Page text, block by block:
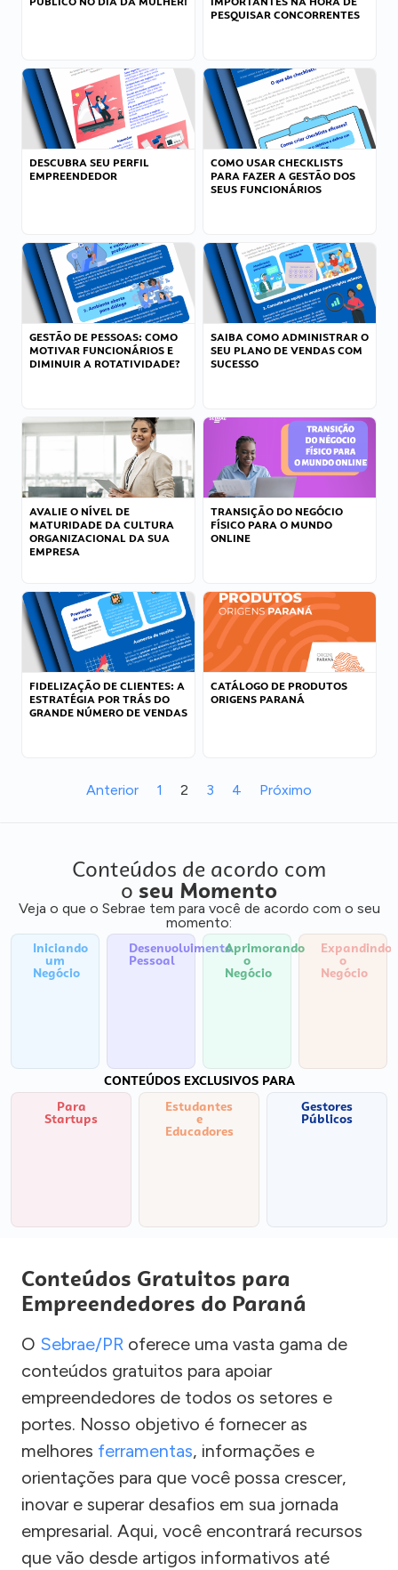
PESQUISAR CONCORRENTES
DESCUBRA SEU PERFIL
EMPREENDEDOR
COMO USAR CHECKLISTS
PARA FAZER A GESTÃO DOS
SEUS FUNCIONÁRIOS
GESTÃO DE PESSOAS: COMO
MOTIVAR FUNCIONÁRIOS E
DIMINUIR A ROTATIVIDADE?
SAIBA COMO ADMINISTRAR O
SEU PLANO DE VENDAS COM
SUCESSO
AVALIE O NÍVEL DE
MATURIDADE DA CULTURA
ORGANIZACIONAL DA SUA
EMPRESA
TRANSIÇÃO DO NEGÓCIO
FÍSICO PARA O MUNDO
ONLINE
FIDELIZAÇÃO DE CLIENTES: A
ESTRATÉGIA POR TRÁS DO
GRANDE NÚMERO DE VENDAS
CATÁLOGO DE PRODUTOS
ORIGENS PARANÁ
Anterior 1 2 3 4 Próximo
Conteúdos de acordo com
o seu Momento
Veja o que o Sebrae tem para você de acordo com o seu
momento:
Iniciando
um
Negócio
Desenvolvimento
Pessoal
Aprimorando
o
Negócio
Expandindo
o
Negócio
CONTEÚDOS EXCLUSIVOS PARA
Para
Startups
Estudantes
e
Educadores
Gestores
Públicos
Conteúdos Gratuitos para
Empreendedores do Paraná
O Sebrae/PR oferece uma vasta gama de
conteúdos gratuitos para apoiar
empreendedores de todos os setores e
portes. Nosso objetivo é fornecer as
melhores ferramentas, informações e
orientações para que você possa crescer,
inovar e superar desafios em sua jornada
empresarial. Aqui, você encontrará recursos
que vão desde artigos informativos até